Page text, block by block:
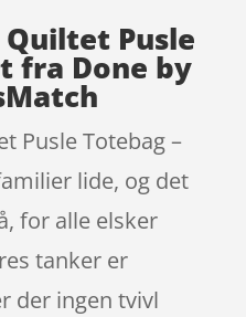
Quiltet Pusle
fra Done by
Pusle Totebag –
lide, og det
for alle elsker
tanker er
der ingen tvivl